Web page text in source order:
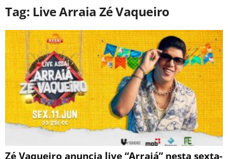
Tag: Live Arraia Zé Vaqueiro
Zé Vaqueiro anuncia live “Arraiá” nesta sexta-